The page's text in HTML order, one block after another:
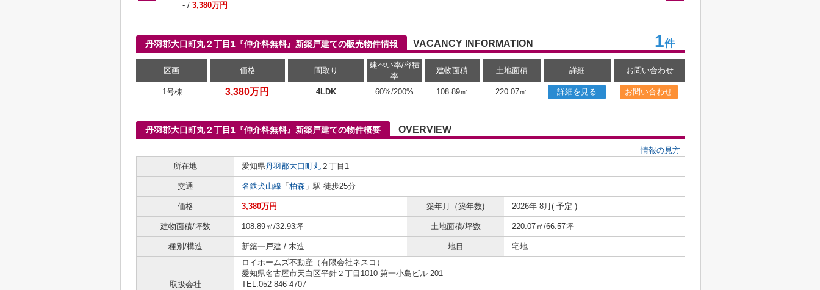
- / 3,380万円
丹羽郡大口町丸２丁目1『仲介料無料』新築戸建ての販売物件情報 VACANCY INFORMATION 1件
区画 価格 間取り
建ぺい率/容積
率
建物面積 土地面積 詳細 お問い合わせ
1号棟 3,380万円 4LDK 60%/200% 108.89㎡ 220.07㎡ 詳細を見る お問い合わせ
丹羽郡大口町丸２丁目1『仲介料無料』新築戸建ての物件概要 OVERVIEW
情報の見方
所在地
愛知県丹羽郡大口町丸 ２丁目1
交通 名鉄犬山線 「 柏森 」駅 徒歩25分
価格 3,380万円 築年月（築年数) 2026年 8月( 予定 )
建物面積/坪数 108.89㎡/32.93坪 土地面積/坪数 220.07㎡/66.57坪
種別/構造 新築一戸建 / 木造 地目 宅地
取扱会社
ロイホームズ不動産（有限会社ネスコ）
愛知県名古屋市天白区平針２丁目1010 第一小島ビル 201
TEL:052-846-4707